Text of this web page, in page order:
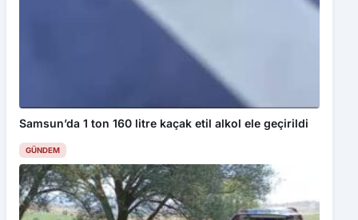
Samsun’da 1 ton 160 litre kaçak etil alkol ele geçirildi
GÜNDEM